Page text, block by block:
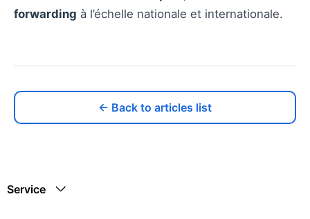
forwarding à l’échelle nationale et internationale.
← Back to articles list
Service